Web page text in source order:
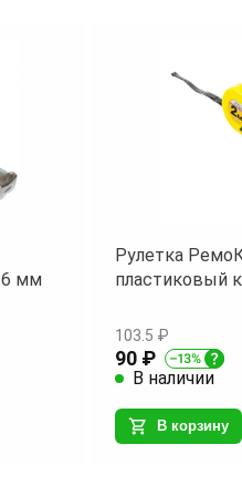
и
мм
Рулетка
пластиковый
103.5 ₽
90 ₽
В наличии
В корзину